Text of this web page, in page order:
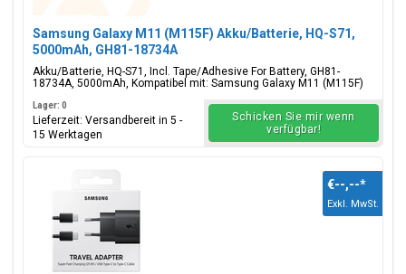
Samsung Galaxy M11 (M115F) Akku/Batterie, HQ-S71,
5000mAh, GH81-18734A
Akku/Batterie, HQ-S71, Incl. Tape/Adhesive For Battery, GH81-
18734A, 5000mAh, Kompatibel mit: Samsung Galaxy M11 (M115F)
Lager: 0
Lieferzeit: Versandbereit in 5 -
15 Werktagen
Schicken Sie mir wenn
verfügbar!
€--,--*
Exkl. MwSt.